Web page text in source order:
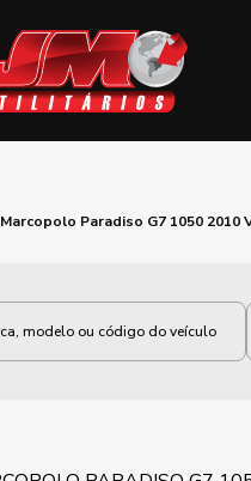
Marcopolo Paradiso G7 1050 2010